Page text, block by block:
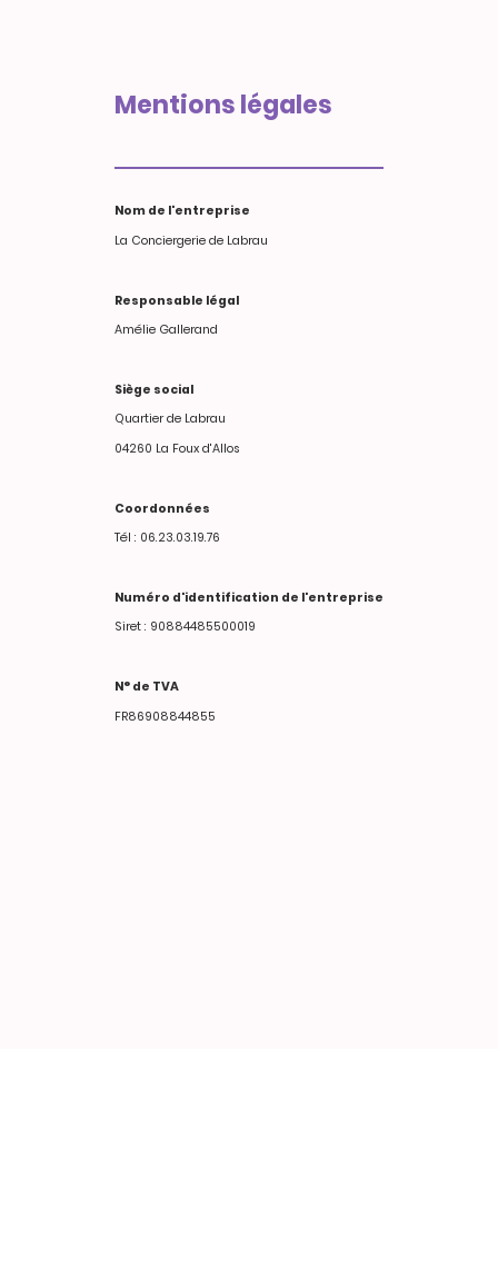
Mentions légales
Nom de l'entreprise
La Conciergerie de Labrau
Responsable légal
Amélie Gallerand
Siège social
Quartier de Labrau
04260 La Foux d'Allos
Coordonnées
Tél : 06.23.03.19.76
Numéro d'identification de l'entreprise
Siret : 90884485500019
N° de TVA
FR86908844855